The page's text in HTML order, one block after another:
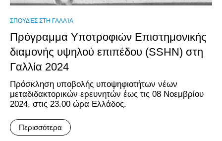
ΣΠΟΥΔΈΣ ΣΤΗ ΓΑΛΛΊΑ
Πρόγραμμα Υποτροφιών Επιστημονικής
διαμονής υψηλού επιπέδου (SSHN) στη
Γαλλία 2024
Πρόσκληση υποβολής υποψηφιοτήτων νέων
μεταδιδακτορικών ερευνητών έως τις 08 Νοεμβρίου
2024, στις 23.00 ώρα Ελλάδος.
Περισσότερα